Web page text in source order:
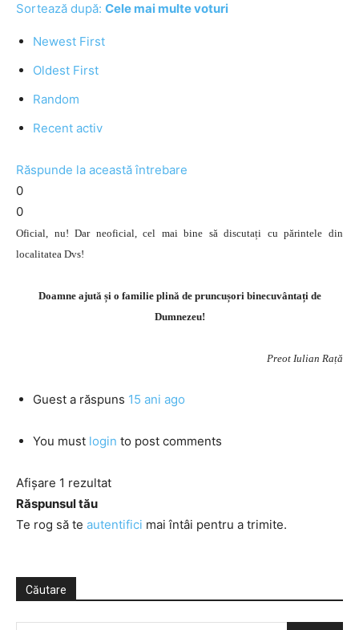
Sortează după: Cele mai multe voturi
Newest First
Oldest First
Random
Recent activ
Răspunde la această întrebare
0
0
Oficial, nu! Dar neoficial, cel mai bine să discutați cu părintele din
localitatea Dvs!
Doamne ajută și o familie plină de pruncușori binecuvântați de
Dumnezeu!
Preot Iulian Rață
Guest a răspuns 15 ani ago
You must login to post comments
Afișare 1 rezultat
Răspunsul tău
Te rog să te autentifici mai întâi pentru a trimite.
Căutare